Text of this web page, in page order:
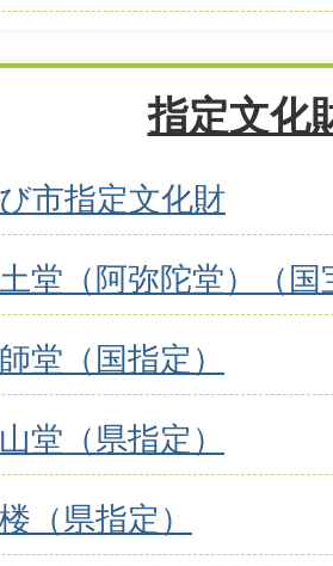
指定文化
市指定文化財
堂（阿弥陀堂）（国
堂（国指定）
堂（県指定）
（県指定）